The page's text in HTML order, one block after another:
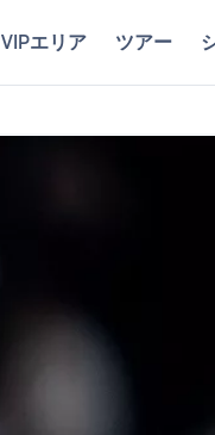
VIPエリア ツアー